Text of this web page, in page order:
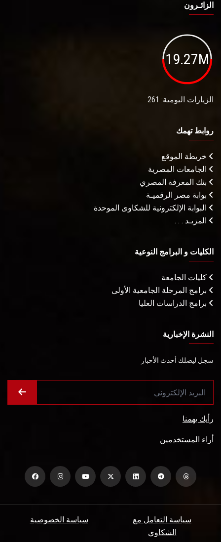
الزائـرون
19.27M
الزيارات اليومية: 261
روابط تهمك
خريطة الموقع
الجامعات المصرية
بنك المعرفة المصري
بوابة مصر الرقميـة
البوابة الإلكترونية للشكاوى الموحدة
المزيـد . . .
الكليات و البرامج النوعية
كليات الجامعة
برامج المرحلة الجامعية الأولى
برامج الدراسات العليا
النشرة الإخبارية
سجل ليصلك أحدث الأخبار
رأيك يهمنا
أراء المستخدمين
سياسة الخصوصية
سياسة التعامل مع
الشكاوي